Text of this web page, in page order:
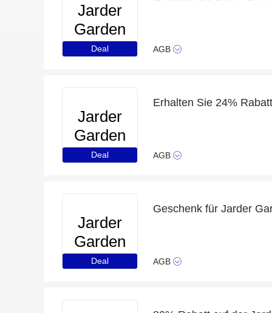
Jarder
Garden
Furniture
Deal AGB
Jarder
Garden
Furniture
Deal AGB
Jarder
Garden
Furniture
Deal
Geschenk für Jarder
AGB